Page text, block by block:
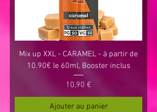
Mix up XXL - CARAMEL - à partir de
10.90€ le 60ml, Booster inclus
Prix
10,90 €
Ajouter au panier